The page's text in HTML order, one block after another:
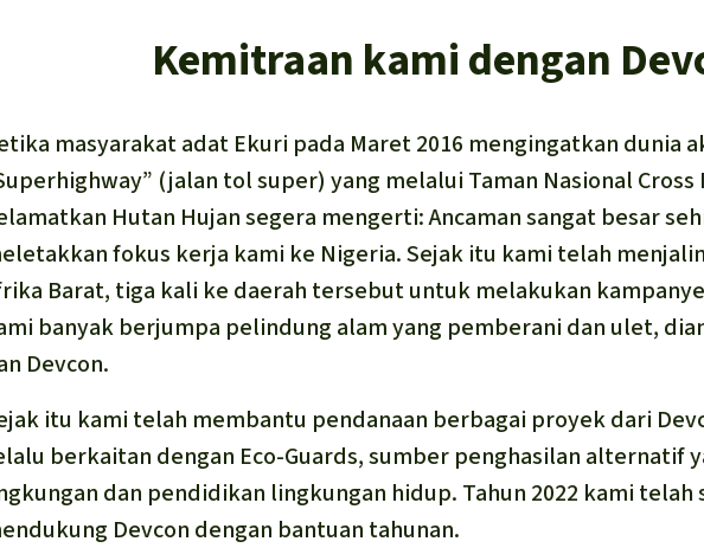
Kemitraan kami dengan
masyarakat adat Ekuri pada Maret 2016 mengingatkan dunia
(jalan tol super) yang melalui Taman Nasional Cross
Hutan Hujan segera mengerti: Ancaman sangat besar
fokus kerja kami ke Nigeria. Sejak itu kami telah
Barat, tiga kali ke daerah tersebut untuk melakukan
banyak berjumpa pelindung alam yang pemberani dan ulet,
Devcon.
itu kami telah membantu pendanaan berbagai proyek dari
berkaitan dengan Eco-Guards, sumber penghasilan alternatif
dan pendidikan lingkungan hidup. Tahun 2022 kami
Devcon dengan bantuan tahunan.